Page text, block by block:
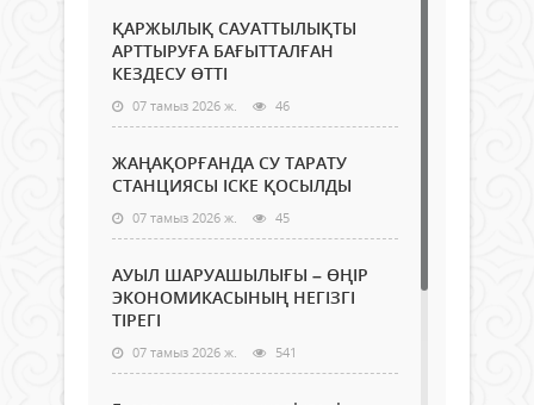
ҚАРЖЫЛЫҚ САУАТТЫЛЫҚТЫ
АРТТЫРУҒА БАҒЫТТАЛҒАН
КЕЗДЕСУ ӨТТІ
07 тамыз 2026 ж. 46
ЖАҢАҚОРҒАНДА СУ ТАРАТУ
СТАНЦИЯСЫ ІСКЕ ҚОСЫЛДЫ
07 тамыз 2026 ж. 45
АУЫЛ ШАРУАШЫЛЫҒЫ – ӨҢІР
ЭКОНОМИКАСЫНЫҢ НЕГІЗГІ
ТІРЕГІ
07 тамыз 2026 ж. 541